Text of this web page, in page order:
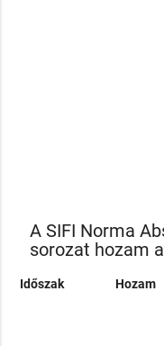
A SIFI Norma
sorozat hozam
Időszak Hozam